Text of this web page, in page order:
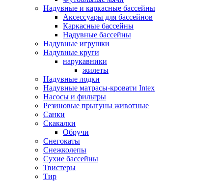
Надувные и каркасные бассейны
Аксессуары для бассейнов
Каркасные бассейны
Надувные бассейны
Надувные игрушки
Надувные круги
нарукавники
жилеты
Надувные лодки
Надувные матрасы-кровати Intex
Насосы и фильтры
Резиновые прыгуны животные
Санки
Скакалки
Обручи
Снегокаты
Снежколепы
Сухие бассейны
Твистеры
Тир